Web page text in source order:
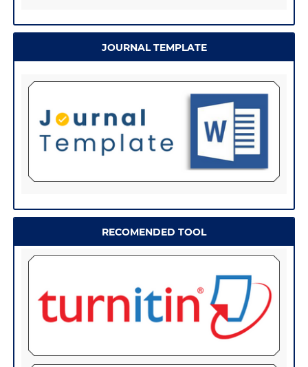
JOURNAL TEMPLATE
RECOMENDED TOOL